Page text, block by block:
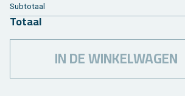
Sub­to­taal
To­taal
IN DE WINKELWAGEN